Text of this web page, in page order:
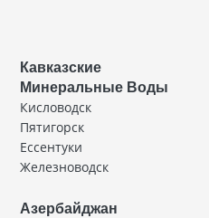
Кавказские
Минеральные Воды
Кисловодск
Пятигорск
Ессентуки
Железноводск
Азербайджан